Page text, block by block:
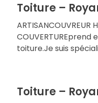
Toiture –
ARTISANCOUVREUR
toiture.Je suis
Toiture –